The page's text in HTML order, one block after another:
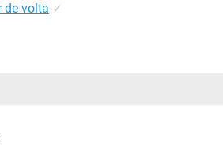
de volta ✓